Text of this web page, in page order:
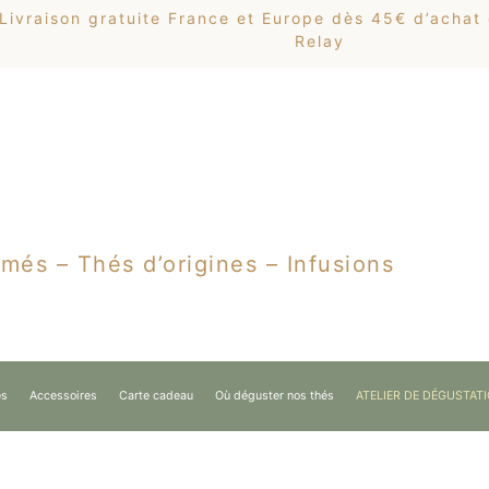
gratuite France et Europe dès 45€ d’achat
Relay
– Thés d’origines – Infusions
Accessoires Carte cadeau Où déguster nos thés ATELIER DE